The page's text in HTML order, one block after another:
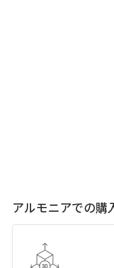
アルモニアでの購